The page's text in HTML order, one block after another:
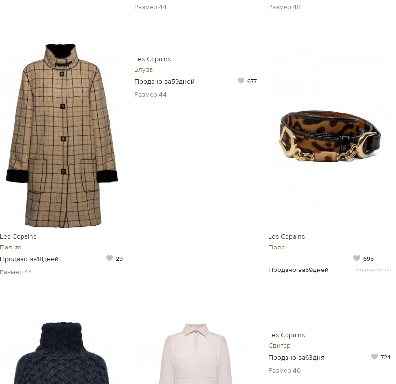
Размер:44 Размер:48
Les Copains
Пальто
Продано за18дней
29
Размер:44
Les Copains
Блуза
Продано за59дней
677
Размер:44
Les Copains
Пояс
Продано за59дней
695
Понравилось
Les Copains
Свитер
Продано за63дня
724
Размер:46